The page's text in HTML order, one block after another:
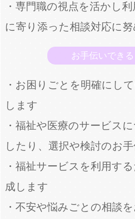
・専門職の視点を活かし
に寄り添った相談対応に
お手伝いできる
・お困りごとを明確にし
します
・福祉や医療のサービス
したり、選択や検討のお
・福祉サービスを利用す
成します
・不安や悩みごとの相談